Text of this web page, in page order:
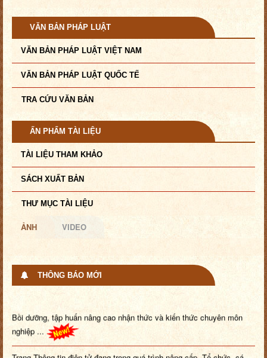
VĂN BẢN PHÁP LUẬT
VĂN BẢN PHÁP LUẬT VIỆT NAM
VĂN BẢN PHÁP LUẬT QUỐC TẾ
TRA CỨU VĂN BẢN
ẤN PHẨM TÀI LIỆU
TÀI LIỆU THAM KHẢO
SÁCH XUẤT BẢN
THƯ MỤC TÀI LIỆU
ẢNH VIDEO
THÔNG BÁO MỚI
Bồi dưỡng, tập huấn nâng cao nhận thức và kiến thức chuyên môn
nghiệp ...
Trang Thông tin điện tử đang trong quá trình nâng cấp. Tổ chức, cá